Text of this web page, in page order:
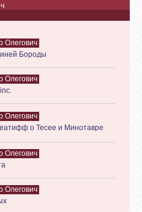
Олегович
Бороды
Олегович
Олегович
о Тесее и Минотавре
Олегович
Олегович